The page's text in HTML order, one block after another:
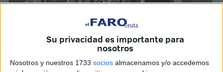
Su privacidad es importante para
nosotros
Nosotros y nuestros 1733 socios almacenamos y/o accedemos